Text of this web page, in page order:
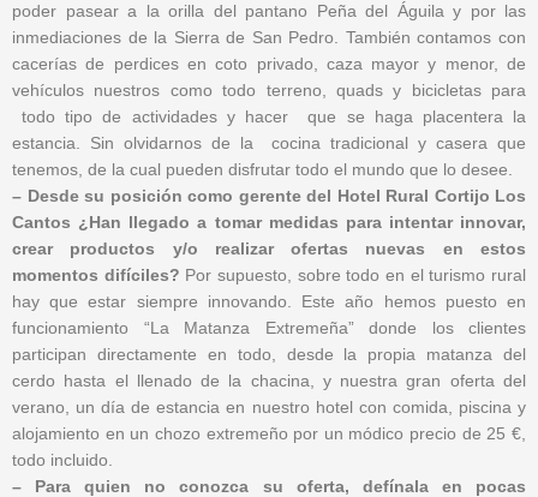
poder pasear a la orilla del pantano Peña del Águila y por las
inmediaciones de la Sierra de San Pedro. También contamos con
cacerías de perdices en coto privado, caza mayor y menor, de
vehículos nuestros como todo terreno, quads y bicicletas para
todo tipo de actividades y hacer que se haga placentera la
estancia. Sin olvidarnos de la cocina tradicional y casera que
tenemos, de la cual pueden disfrutar todo el mundo que lo desee.
– Desde su posición como gerente del Hotel Rural Cortijo Los
Cantos ¿Han llegado a tomar medidas para intentar innovar,
crear productos y/o realizar ofertas nuevas en estos
momentos difíciles? Por supuesto, sobre todo en el turismo rural
hay que estar siempre innovando. Este año hemos puesto en
funcionamiento “La Matanza Extremeña” donde los clientes
participan directamente en todo, desde la propia matanza del
cerdo hasta el llenado de la chacina, y nuestra gran oferta del
verano, un día de estancia en nuestro hotel con comida, piscina y
alojamiento en un chozo extremeño por un módico precio de 25 €,
todo incluido.
– Para quien no conozca su oferta, defínala en pocas